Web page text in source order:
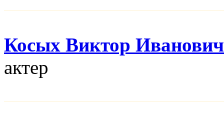
Косых Виктор Иванович
актер